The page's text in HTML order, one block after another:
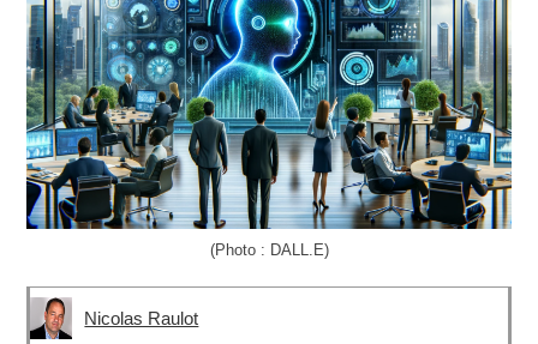
(Photo : DALL.E)
Nicolas Raulot